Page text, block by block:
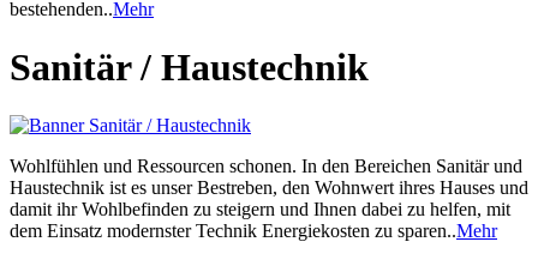
bestehenden..Mehr
Sanitär / Haustechnik
Wohlfühlen und Ressourcen schonen. In den Bereichen Sanitär und
Haustechnik ist es unser Bestreben, den Wohnwert ihres Hauses und
damit ihr Wohlbefinden zu steigern und Ihnen dabei zu helfen, mit
dem Einsatz modernster Technik Energiekosten zu sparen..Mehr